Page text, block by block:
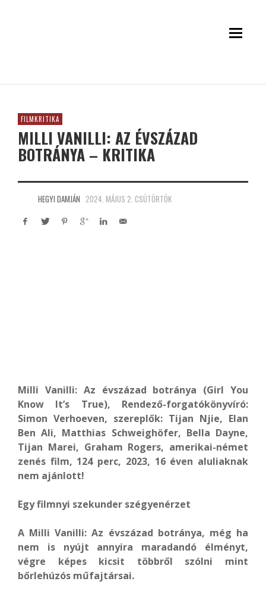
FILMKRITIKA
MILLI VANILLI: AZ ÉVSZÁZAD
BOTRÁNYA – KRITIKA
HEGYI DAMJÁN 2024. MÁJUS 2. CSÜTÖRTÖK
Milli Vanilli: Az évszázad botránya (Girl You
Know It’s True), Rendező-forgatókönyvíró:
Simon Verhoeven, szereplők: Tijan Njie, Elan
Ben Ali, Matthias Schweighöfer, Bella Dayne,
Tijan Marei, Graham Rogers, amerikai-német
zenés film, 124 perc, 2023, 16 éven aluliaknak
nem ajánlott!
Egy filmnyi szekunder szégyenérzet
A Milli Vanilli: Az évszázad botránya, még ha
nem is nyújt annyira maradandó élményt,
végre képes kicsit többről szólni mint
bőrlehúzós műfajtársai.